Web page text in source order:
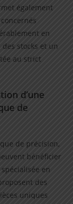
également
en
stocks et un
au strict
d’une
de
de précision,
bénéficier
en
des
uniques